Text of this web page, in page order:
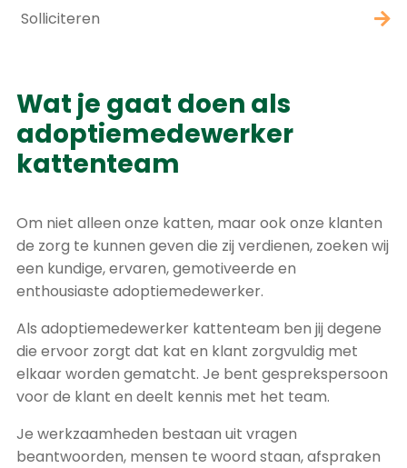
Solliciteren
Wat je gaat doen als
adoptiemedewerker
kattenteam
Om niet alleen onze katten, maar ook onze klanten
de zorg te kunnen geven die zij verdienen, zoeken wij
een kundige, ervaren, gemotiveerde en
enthousiaste adoptiemedewerker.
Als adoptiemedewerker kattenteam ben jij degene
die ervoor zorgt dat kat en klant zorgvuldig met
elkaar worden gematcht. Je bent gesprekspersoon
voor de klant en deelt kennis met het team.
Je werkzaamheden bestaan uit vragen
beantwoorden, mensen te woord staan, afspraken